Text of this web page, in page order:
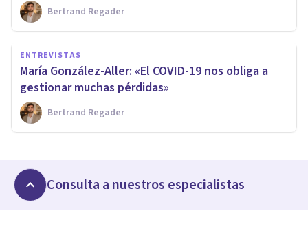
Bertrand Regader
ENTREVISTAS
María González-Aller: «El COVID-19 nos obliga a
gestionar muchas pérdidas»
Bertrand Regader
Consulta a nuestros especialistas